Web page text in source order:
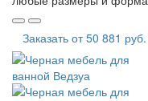
Заказать от50 881 руб.